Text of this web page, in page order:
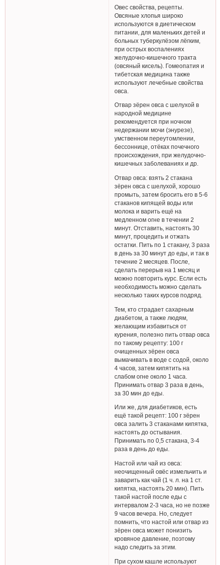
Овес свойства, рецепты.
Овсяные хлопья широко
используются в диетическом
питании, для маленьких детей и
больных туберкулёзом лёгким,
при острых воспалениях
желудочно-кишечного тракта
(овсяный кисель). Гомеопатия и
тибетская медицина также
используют лечебные свойства
овса.
Отвар зёрен овса с шелухой в
народной медицине
рекомендуется при ночном
недержании мочи (энурезе),
умственном переутомлении,
бессоннице, отёках почечного
происхождения, при желудочно-
кишечных заболеваниях и др.
Отвар овса: взять 2 стакана
зёрен овса с шелухой, хорошо
промыть, затем бросить его в 5-6
стаканов кипящей воды или
молока и варить ещё на
медленном огне в течении 2
минут. Отставить, настоять 30
минут, процедить и отжать
остатки. Пить по 1 стакану, 3 раза
в день за 30 минут до еды, и так в
течение 2 месяцев. После,
сделать перерыв на 1 месяц и
можно повторить курс. Если есть
необходимость можно сделать
несколько таких курсов подряд.
Тем, кто страдает сахарным
диабетом, а также людям,
желающим избавиться от
курения, полезно пить отвар овса
по такому рецепту: 100 г
очищенных зёрен овса
вымачивать в воде с содой, около
4 часов, затем кипятить на
слабом огне около 1 часа.
Принимать отвар 3 раза в день,
за 30 мин до еды.
Или же, для диабетиков, есть
ещё такой рецепт: 100 г зёрен
овса залить 3 стаканами кипятка,
настоять до остывания.
Принимать по 0,5 стакана, 3-4
раза в день до еды.
Настой или чай из овса:
неочищенный овёс измельчить и
заварить как чай (1 ч. л. на 1 ст.
кипятка, настоять 20 мин). Пить
такой настой после еды с
интервалом 2-3 часа, но не позже
9 часов вечера. Но, следует
помнить, что настой или отвар из
зёрен овса может понизить
кровяное давление, поэтому
надо следить за этим.
При сухом кашле используют